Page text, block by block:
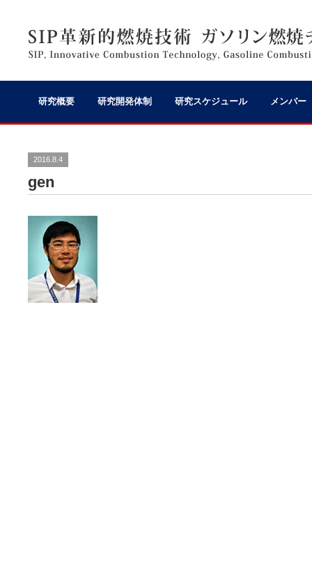
研究概要 研究開発体制 研究スケジュール メンバー
2016.8.4
gen